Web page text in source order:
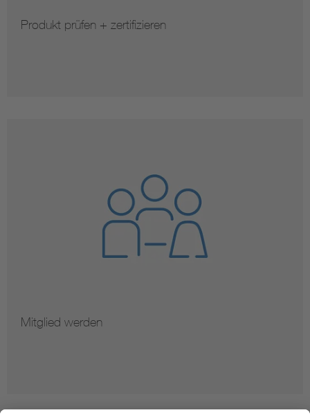
Produkt prüfen + zertifizieren
Mitglied werden